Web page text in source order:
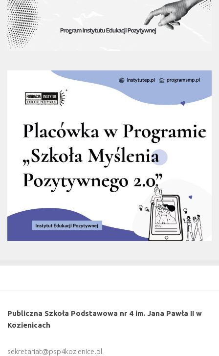
Publiczna Szkoła Podstawowa nr 4 im. Jana Pawła II w
Kozienicach
sekretariat@psp4kozienice.pl